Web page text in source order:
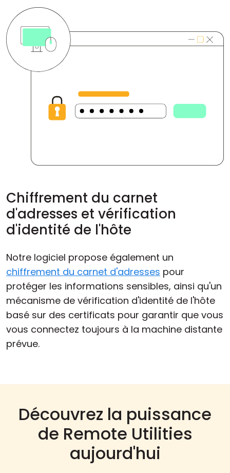
Chiffrement du carnet
d'adresses et vérification
d'identité de l'hôte
Notre logiciel propose également un
chiffrement du carnet d'adresses pour
protéger les informations sensibles, ainsi qu'un
mécanisme de vérification d'identité de l'hôte
basé sur des certificats pour garantir que vous
vous connectez toujours à la machine distante
prévue.
Découvrez la puissance
de Remote Utilities
aujourd'hui